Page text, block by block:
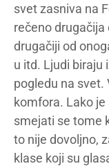
svet zasniva na
rečeno
drugačiji od
u itd. Ljudi biraju
pogledu na svet.
komfora. Lako
smejati se tome
to nije dovoljno,
klase koji su